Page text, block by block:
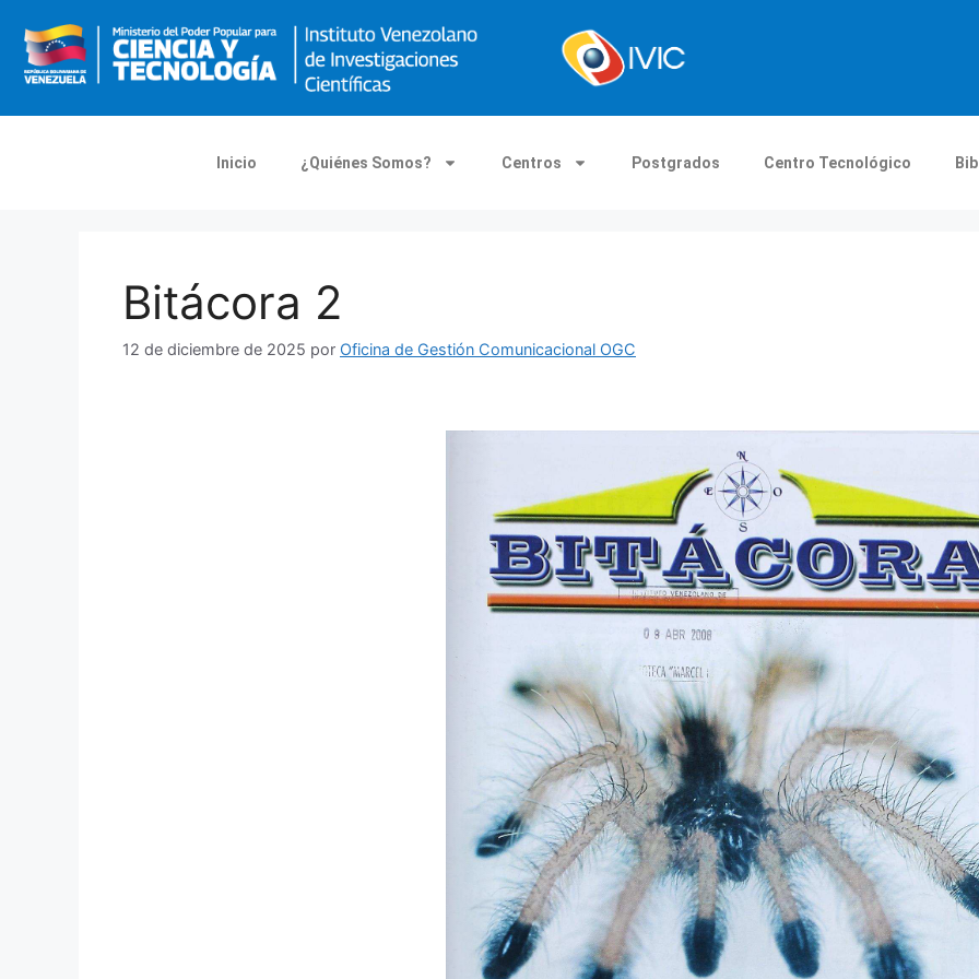
Inicio ¿Quiénes Somos? Centros Postgrados Centro Tecnológico
Bitácora 2
12 de diciembre de 2025 por Oficina de Gestión Comunicacional OGC